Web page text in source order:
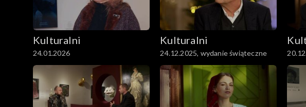
Kulturalni
24.01.2026
Kulturalni
24.12.2025, wydanie świąteczne